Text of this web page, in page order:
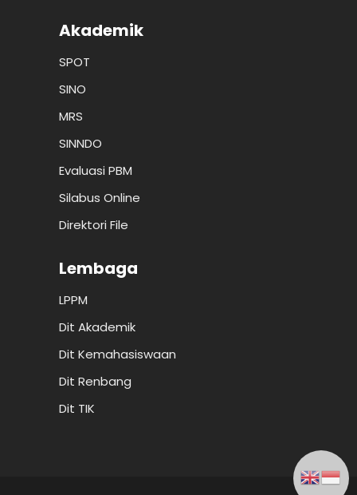
Akademik
SPOT
SINO
MRS
SINNDO
Evaluasi PBM
Silabus Online
Direktori File
Lembaga
LPPM
Dit Akademik
Dit Kemahasiswaan
Dit Renbang
Dit TIK